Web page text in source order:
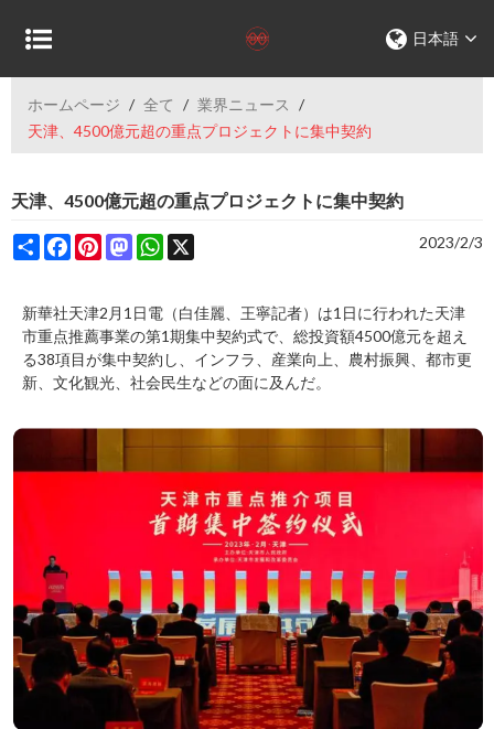
日本語
ホームページ / 全て / 業界ニュース /
天津、4500億元超の重点プロジェクトに集中契約
天津、4500億元超の重点プロジェクトに集中契約
ShareFacebookPinterestMastodonWhatsApp 2023/2/3
新華社天津2月1日電（白佳麗、王寧記者）は1日に行われた天津
市重点推薦事業の第1期集中契約式で、総投資額4500億元を超え
る38項目が集中契約し、インフラ、産業向上、農村振興、都市更
新、文化観光、社会民生などの面に及んだ。